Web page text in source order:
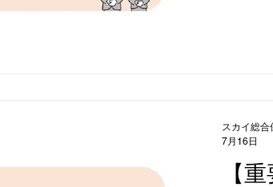
【
スカイ総合
7月16日